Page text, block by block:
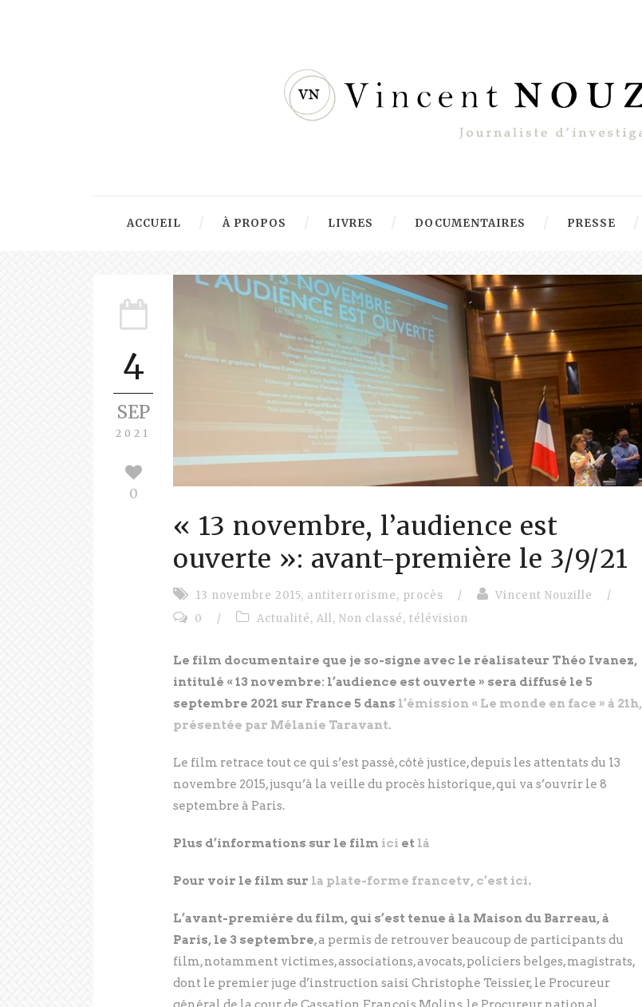
ACCUEIL À PROPOS LIVRES DOCUMENTAIRES PRESSE
4
SEP
2021
0
« 13 novembre, l’audience est
ouverte »: avant-première le 3/9/21
13 novembre 2015, antiterrorisme, procès / Vincent Nouzille
/
0
/ Actualité, All, Non classé, télévision
Le film documentaire que je so-signe avec le réalisateur Théo Ivanez,
intitulé « 13 novembre: l’audience est ouverte » sera diffusé le 5
septembre 2021 sur France 5 dans l’émission « Le monde en face » à 21h,
présentée par Mélanie Taravant.
Le film retrace tout ce qui s’est passé, côté justice, depuis les attentats du 13
novembre 2015, jusqu’à la veille du procès historique, qui va s’ouvrir le 8
septembre à Paris.
Plus d’informations sur le film ici et là
Pour voir le film sur la plate-forme francetv, c’est ici.
L’avant-première du film, qui s’est tenue à la Maison du Barreau, à
Paris, le 3 septembre, a permis de retrouver beaucoup de participants du
film, notamment victimes, associations, avocats, policiers belges, magistrats,
dont le premier juge d’instruction saisi Christophe Teissier, le Procureur